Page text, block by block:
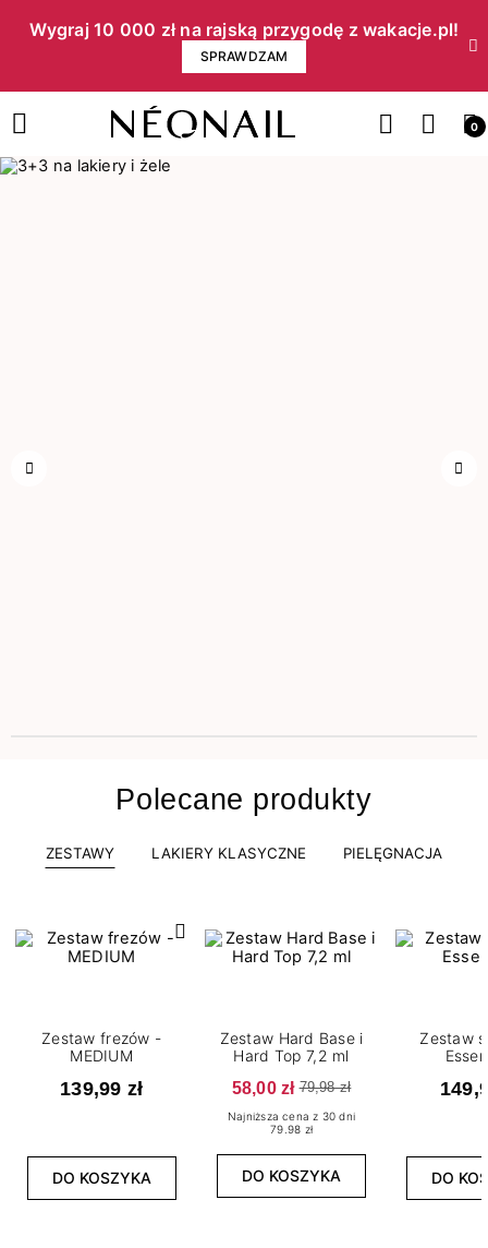
Wygraj 10 000 zł na rajską przygodę z wakacje.pl!​
SPRAWDZAM
0
Polecane produkty
ZESTAWY LAKIERY KLASYCZNE PIELĘGNACJA
Zestaw frezów -
MEDIUM
139,99 zł
DO KOSZYKA
Zestaw Hard Base i
Hard Top 7,2 ml
58,00 zł 79,98 zł
Najniższa cena z 30 dni
79.98 zł
DO KOSZYKA
Zestaw
DO